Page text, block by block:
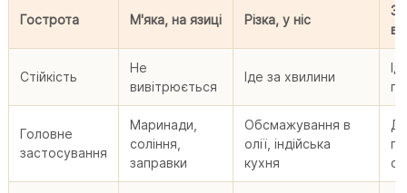
Гострота М'яка, на язиці Різка, у ніс
Стійкість
Не
вивітрюється
Іде за хвилини
Головне
застосування
Маринади,
соління,
заправки
Обсмажування в
олії, індійська
кухня